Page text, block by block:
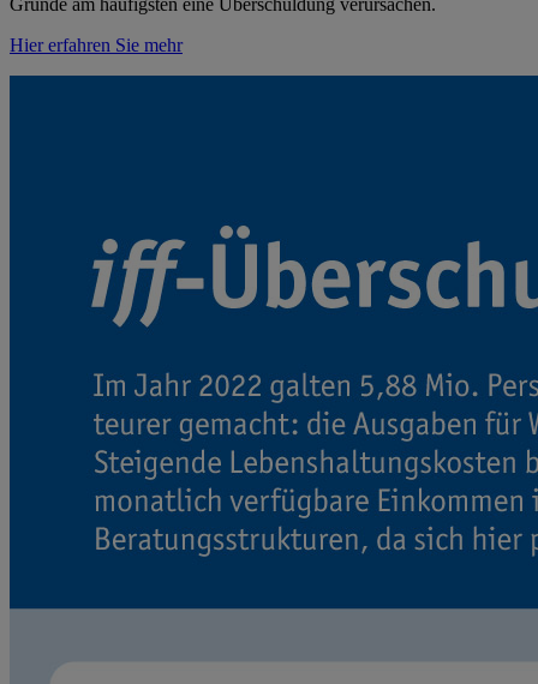
Gründe am häufigsten eine Überschuldung verursachen.
Hier erfahren Sie mehr